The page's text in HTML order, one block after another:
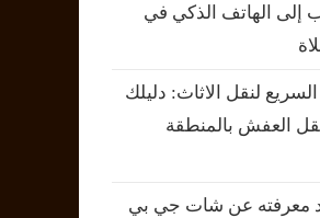
إلى الهاتف الذكي في
لنقل الاثاث: دليلك
العفش بالمنطقة
معرفته عن شات جي بي